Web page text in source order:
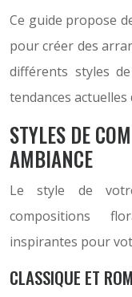
Ce guide propose
pour créer des
différents styles
tendances
STYLES DE
AMBIANCE
Le style de
compositions
inspirantes pour
CLASSIQUE ET